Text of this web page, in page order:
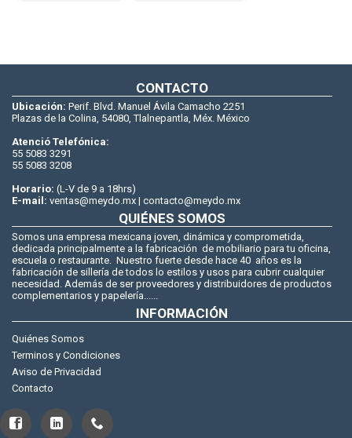
CONTACTO
Ubicación: Perif. Blvd. Manuel Ávila Camacho 2251
Plazas de la Colina, 54080, Tlalnepantla, Méx. México
Atenció Telefónica:
55 5083 3291
55 5083 3208
Horario: (L-V de 9 a 18hrs)
E-mail: ventas@meydo.mx | contacto@meydo.mx
QUIÉNES SOMOS
Somos una empresa mexicana joven, dinámica y comprometida,
dedicada principalmente a la fabricación de mobiliario para tu oficina,
escuela o restaurante. Nuestro fuerte desde hace 40 años es la
fabricación de sillería de todos lo estilos y usos para cubrir cualquier
necesidad. Además de ser proveedores y distribuidores de productos
complementarios y papelería......
INFORMACIÓN
Quiénes Somos
Terminos y Condiciones
Aviso de Privacidad
Contacto